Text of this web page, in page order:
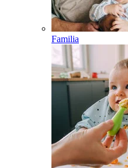
Familia